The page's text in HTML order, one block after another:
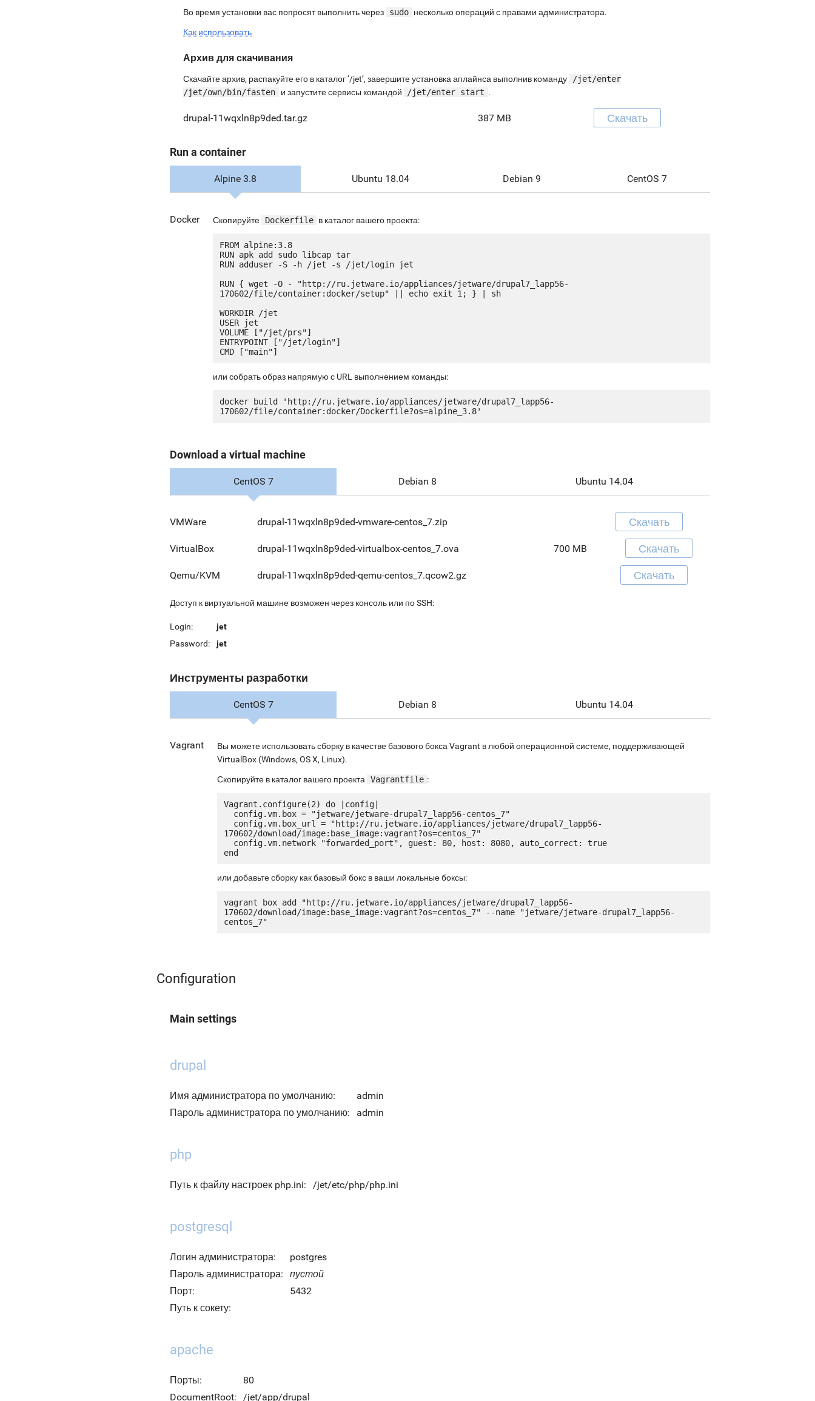
Во время установки вас попросят выполнить через sudo несколько операций с правами администратора.
Как использовать
Архив для скачивания
Скачайте архив, распакуйте его в каталог ‘/jet’, завершите установка аплайнса выполнив команду
/jet/enter
/jet/own/bin/fasten
и запустите сервисы командой /jet/enter start .
drupal-11wqxln8p9ded.tar.gz 387 MB Скачать
Run a container
Alpine 3.8 Ubuntu 18.04 Debian 9 CentOS 7
Docker Скопируйте Dockerfile в каталог вашего проекта:
FROM alpine:3.8
RUN apk add sudo libcap tar
RUN adduser -S -h /jet -s /jet/login jet
RUN { wget -O - "http://ru.jetware.io/appliances/jetware/drupal7_lapp56-
170602/file/container:docker/setup" || echo exit 1; } | sh
WORKDIR /jet
USER jet
VOLUME ["/jet/prs"]
ENTRYPOINT ["/jet/login"]
или собрать образ напрямую с URL выполнением команды:
docker build 'http://ru.jetware.io/appliances/jetware/drupal7_lapp56-
Download a virtual machine
CentOS 7 Debian 8 Ubuntu 14.04
VMWare drupal-11wqxln8p9ded-vmware-centos_7.zip Скачать
VirtualBox drupal-11wqxln8p9ded-virtualbox-centos_7.ova 700 MB Скачать
Qemu/KVM drupal-11wqxln8p9ded-qemu-centos_7.qcow2.gz Скачать
Доступ к виртуальной машине возможен через консоль или по SSH:
Login:
jet
Password:
jet
Инструменты разработки
CentOS 7 Debian 8 Ubuntu 14.04
Vagrant
Вы можете использовать сборку в качестве базового бокса Vagrant в любой операционной системе, поддерживающей
VirtualBox (Windows, OS X, Linux).
Скопируйте в каталог вашего проекта Vagrantfile :
Vagrant.configure(2) do |config|
170602/download/image:base_image:vagrant?os=centos_7"
или добавьте сборку как базовый бокс в ваши локальные боксы:
vagrant box add "http://ru.jetware.io/appliances/jetware/drupal7_lapp56-
170602/download/image:base_image:vagrant?os=centos_7" --name "jetware/jetware-drupal7_lapp56-
Configuration
Main settings
drupal
Имя администратора по умолчанию:
admin
Пароль администратора по умолчанию:
admin
php
Путь к файлу настроек php.ini: /jet/etc/php/php.ini
postgresql
Логин администратора:
postgres
Пароль администратора:
пустой
Порт:
5432
Путь к сокету:
apache
Порты:
80
DocumentRoot:
/jet/app/drupal